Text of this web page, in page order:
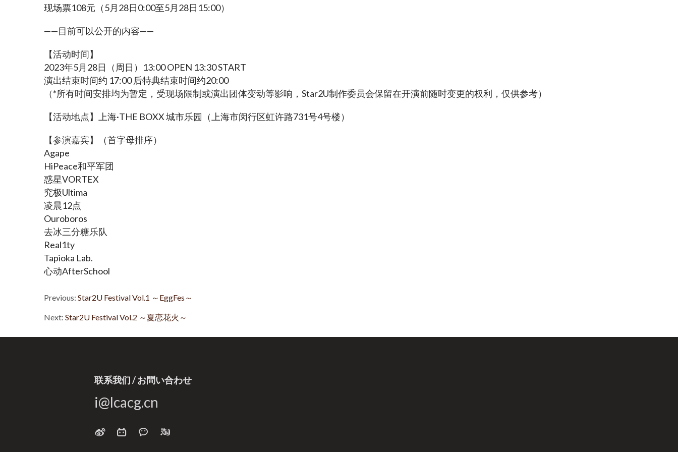
现场票108元（5月28日0:00至5月28日15:00）
——目前可以公开的内容——
【活动时间】
2023年5月28日（周日）13:00 OPEN 13:30 START
演出结束时间约 17:00 后特典结束时间约20:00
（*所有时间安排均为暂定，受现场限制或演出团体变动等影响，Star2U制作委员会保留在开演前随时变更的权利，仅供参考）
【活动地点】上海·THE BOXX 城市乐园（上海市闵行区虹许路731号4号楼）
【参演嘉宾】（首字母排序）
Agape
HiPeace和平军团
惑星VORTEX
究极Ultima
凌晨12点
Ouroboros
去冰三分糖乐队
Real1ty
Tapioka Lab.
心动AfterSchool
Previous: Star2U Festival Vol.1 ～EggFes～
Next: Star2U Festival Vol.2 ～夏恋花火～
联系我们 / お問い合わせ
i@lcacg.cn